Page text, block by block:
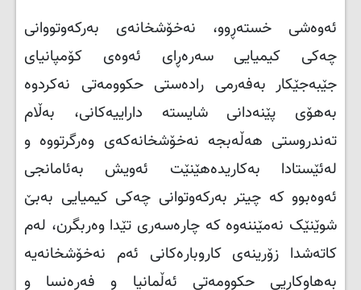
ئەوەشی خستەڕوو، نەخۆشخانەی بەرکەوتووانی
چەکی کیمیایی سەرەڕای ئەوەی کۆمپانیای
جێبەجێکار بەفەرمی رادەستی حکوومەتی نەکردوە
بەهۆی پێنەدانی شایستە داراییەکانی، بەڵام
تەندروستی هەڵەبجە نەخۆشخانەکەی وەرگرتووە و
لەئێستادا بەکاریدەهێنێت ئەویش بەئامانجی
ئەوەبوو کە چیتر بەرکەوتوانی چەکی کیمیایی بەبێ
شوێنێک نەمێننەوە کە چارەسەری تێدا وەربگرن، لەم
کاتەشدا زۆرینەی کاروبارەکانی ئەم نەخۆشخانەیە
بەهاوکاریی حکوومەتی ئەڵمانیا و فەڕەنسا و